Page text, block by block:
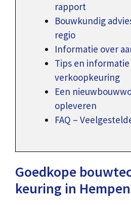
rapport
Bouwkundig
regio
Informatie over
Tips en
verkoopkeuring
Een
opleveren
FAQ –
Goedkope
keuring in